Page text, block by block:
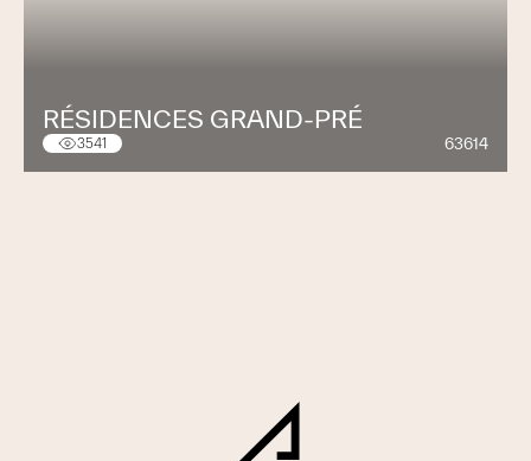
RÉSIDENCES GRAND-PRÉ
3541 63614